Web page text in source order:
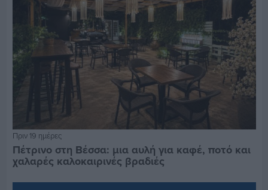
Πριν 19 ημέρες
Πέτρινο στη Βέσσα: μια αυλή για καφέ, ποτό και
χαλαρές καλοκαιρινές βραδιές